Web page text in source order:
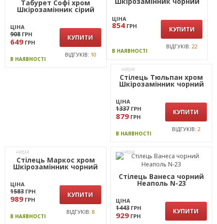
Табурет Софі хром
Шкірозамінник сiрий
ЦІНА
908 ГРН
649 ГРН
КУПИТИ
В НАЯВНОСТІ
ВІДГУКІВ: 10
Стілець Джокер алюм
ЦІНА
КУПИТИ
АКЦІЯ
Стілець Тюльпан хром
ЦІНА
1337 ГРН КУПИТИ
АКЦІЯ
Стілець Маркос хром
ЦІНА
1583 ГРН КУПИТИ
АКЦІЯ
Стілець Ванеса чорний
ЦІНА
1443 ГРН КУПИТИ